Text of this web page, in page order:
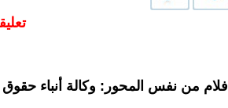
افلام من نفس المحور: وكالة أنباء حقوق